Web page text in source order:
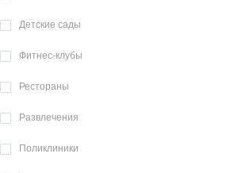
Детские сады
Фитнес-клубы
Рестораны
Развлечения
Поликлиники